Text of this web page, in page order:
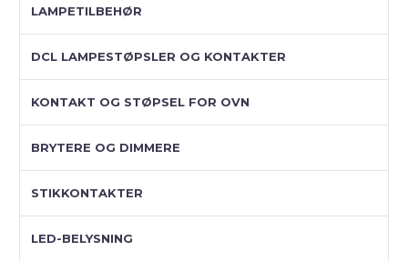
LAMPETILBEHØR
DCL LAMPESTØPSLER OG KONTAKTER
KONTAKT OG STØPSEL FOR OVN
BRYTERE OG DIMMERE
STIKKONTAKTER
LED-BELYSNING